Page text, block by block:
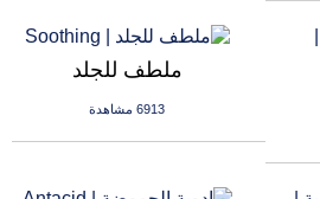
ملطف للجلد
6913 مشاهدة